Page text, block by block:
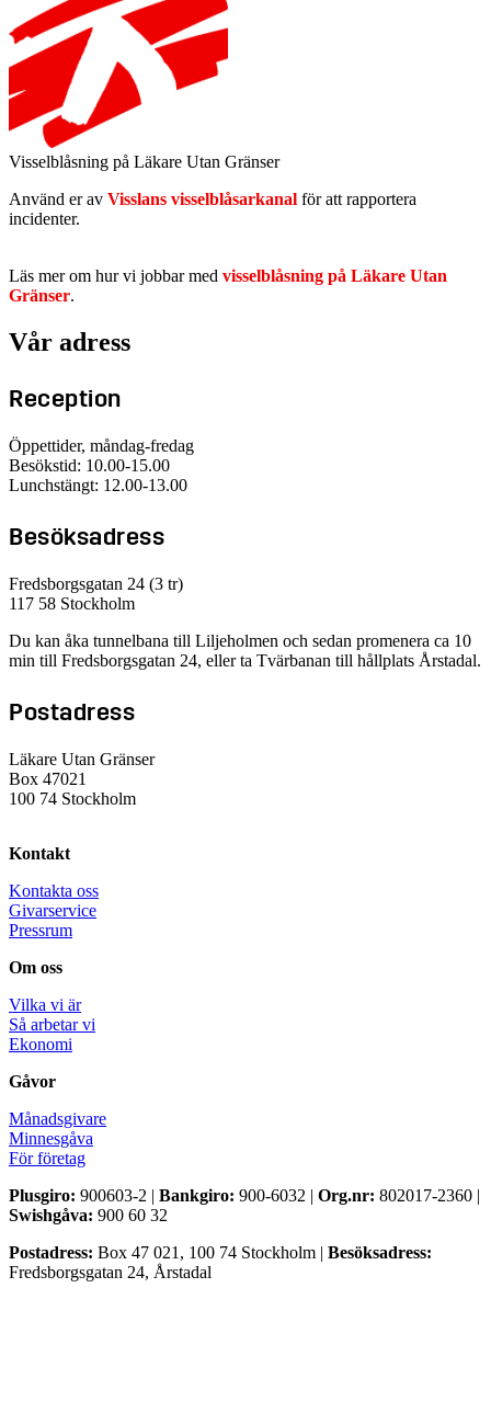
Visselblåsning på Läkare Utan Gränser
Använd er av Visslans visselblåsarkanal för att rapportera
incidenter.
Läs mer om hur vi jobbar med visselblåsning på Läkare Utan
Gränser.
Vår adress
Reception
Öppettider, måndag-fredag
Besökstid: 10.00-15.00
Lunchstängt: 12.00-13.00
Besöksadress
Fredsborgsgatan 24 (3 tr)
117 58 Stockholm
Du kan åka tunnelbana till Liljeholmen och sedan promenera ca 10
min till Fredsborgsgatan 24, eller ta Tvärbanan till hållplats Årstadal.
Postadress
Läkare Utan Gränser
Box 47021
100 74 Stockholm
Kontakt
Kontakta oss
Givarservice
Pressrum
Om oss
Vilka vi är
Så arbetar vi
Ekonomi
Gåvor
Månadsgivare
Minnesgåva
För företag
Plusgiro: 900603-2 | Bankgiro: 900-6032 | Org.nr: 802017-2360 |
Swishgåva: 900 60 32
Postadress: Box 47 021, 100 74 Stockholm | Besöksadress:
Fredsborgsgatan 24, Årstadal